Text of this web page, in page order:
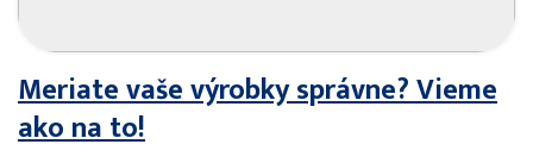
Meriate vaše výrobky správne? Vieme
ako na to!